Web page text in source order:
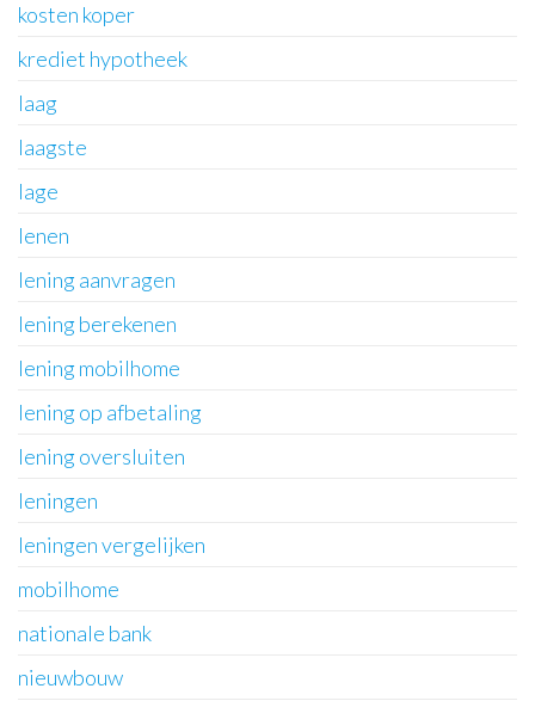
kosten koper
krediet hypotheek
laag
laagste
lage
lenen
lening aanvragen
lening berekenen
lening mobilhome
lening op afbetaling
lening oversluiten
leningen
leningen vergelijken
mobilhome
nationale bank
nieuwbouw